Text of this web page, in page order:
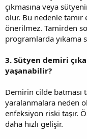
çıkmasına veya
olur. Bu nedenle tamir
önerilmez. Tamirden
programlarda yıkama
3. Sütyen demiri
yaşanabilir?
Demirin cilde batması
yaralanmalara neden
enfeksiyon riski taşır.
daha hızlı gelişir.